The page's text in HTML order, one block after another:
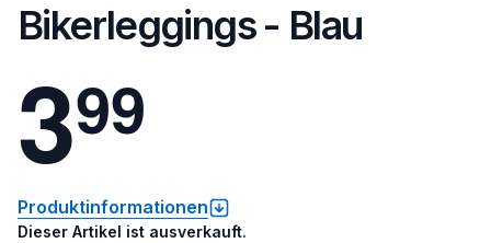
Bikerleggings - Blau
399
Produktinformationen
Dieser Artikel ist ausverkauft.